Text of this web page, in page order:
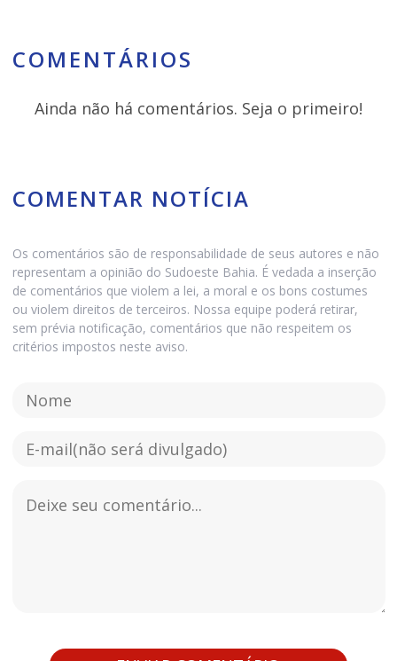
COMENTÁRIOS
Ainda não há comentários. Seja o primeiro!
COMENTAR NOTÍCIA
Os comentários são de responsabilidade de seus autores e não
representam a opinião do Sudoeste Bahia. É vedada a inserção
de comentários que violem a lei, a moral e os bons costumes
ou violem direitos de terceiros. Nossa equipe poderá retirar,
sem prévia notificação, comentários que não respeitem os
critérios impostos neste aviso.